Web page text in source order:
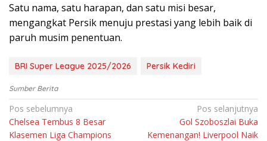
Satu nama, satu harapan, dan satu misi besar,
mengangkat Persik menuju prestasi yang lebih baik di
paruh musim penentuan.
BRI Super League 2025/2026 Persik Kediri
Sumber Berita
Navigasi
pos
Pos sebelumnya
Chelsea Tembus 8 Besar
Klasemen Liga Champions
Pos selanjutnya
Gol Szoboszlai Buka
Kemenangan! Liverpool Naik